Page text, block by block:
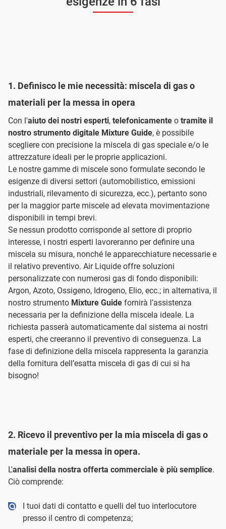
1. Definisco le mie necessità: miscela di gas o
materiali per la messa in opera
Con l'aiuto dei nostri esperti, telefonicamente o tramite il
nostro strumento digitale Mixture Guide, è possibile
scegliere con precisione la miscela di gas speciale e/o le
attrezzature ideali per le proprie applicazioni.
Le nostre gamme di miscele sono formulate secondo le
esigenze di diversi settori (automobilistico, emissioni
industriali, rilevamento di sicurezza, ecc.), pertanto sono
per la maggior parte miscele ad elevata movimentazione
disponibili in tempi brevi.
Se nessun prodotto corrisponde al settore di proprio
interesse, i nostri esperti lavoreranno per definire una
miscela su misura, nonché le apparecchiature necessarie e
il relativo preventivo. Air Liquide offre soluzioni
personalizzate con numerosi gas di fondo disponibili:
Argon, Azoto, Ossigeno, Idrogeno, Elio, ecc.; in alternativa, il
nostro strumento Mixture Guide fornirà l’assistenza
necessaria per la definizione della miscela ideale. La
richiesta passerà automaticamente dal sistema ai nostri
esperti, che creeranno il preventivo di conseguenza. La
fase di definizione della miscela rappresenta la garanzia
della fornitura dell’esatta miscela di gas di cui si ha
bisogno!
2. Ricevo il preventivo per la mia miscela di gas o
materiale per la messa in opera.
L'analisi della nostra offerta commerciale è più semplice.
Ciò comprende:
I tuoi dati di contatto e quelli del tuo interlocutore
presso il centro di competenza;